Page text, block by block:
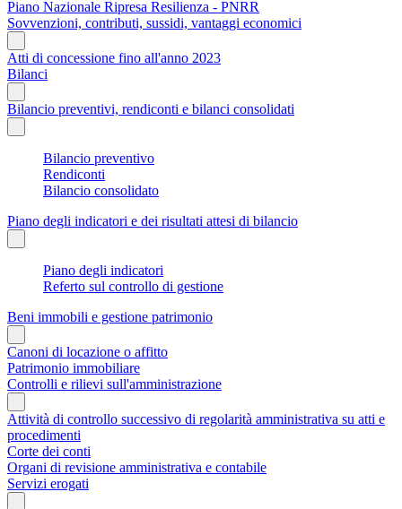
Piano Nazionale Ripresa Resilienza - PNRR
Sovvenzioni, contributi, sussidi, vantaggi economici
Atti di concessione fino all'anno 2023
Bilanci
Bilancio preventivi, rendiconti e bilanci consolidati
Bilancio preventivo
Rendiconti
Bilancio consolidato
Piano degli indicatori e dei risultati attesi di bilancio
Piano degli indicatori
Referto sul controllo di gestione
Beni immobili e gestione patrimonio
Canoni di locazione o affitto
Patrimonio immobiliare
Controlli e rilievi sull'amministrazione
Attività di controllo successivo di regolarità amministrativa su atti e
procedimenti
Corte dei conti
Organi di revisione amministrativa e contabile
Servizi erogati